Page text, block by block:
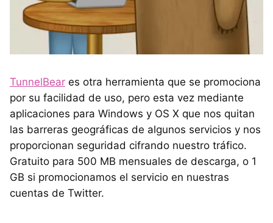
TunnelBear es otra herramienta que se promociona
por su facilidad de uso, pero esta vez mediante
aplicaciones para Windows y OS X que nos quitan
las barreras geográficas de algunos servicios y nos
proporcionan seguridad cifrando nuestro tráfico.
Gratuito para 500 MB mensuales de descarga, o 1
GB si promocionamos el servicio en nuestras
cuentas de Twitter.